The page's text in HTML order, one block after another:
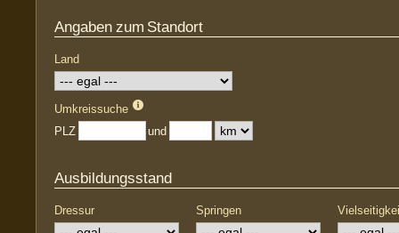
Angaben zum Standort
Land
Umkreissuche
PLZ
und
Ausbildungsstand
Dressur Springen